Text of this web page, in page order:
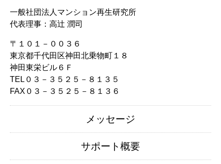
一般社団法人マンション再生研究所
代表理事：高辻 潤司
〒１０１－００３６
東京都千代田区神田北乗物町１８
神田東栄ビル６Ｆ
TEL０３－３５２５－８１３５
FAX０３－３５２５－８１３６
メッセージ
サポート概要